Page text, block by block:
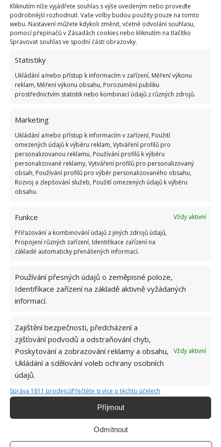
Kliknutím níže vyjádřete souhlas s výše uvedeným nebo proveďte
podrobnější rozhodnutí. Vaše volby budou použity pouze na tomto
webu. Nastavení můžete kdykoli změnit, včetně odvolání souhlasu,
pomocí přepínačů v Zásadách cookies nebo kliknutím na tlačítko
Spravovat souhlas ve spodní části obrazovky.
Statistiky
Ukládání a/nebo přístup k informacím v zařízení, Měření výkonu
reklam, Měření výkonu obsahu, Porozumění publiku
prostřednictvím statistik nebo kombinací údajů z různých zdrojů.
Marketing
Ukládání a/nebo přístup k informacím v zařízení, Použití
omezených údajů k výběru reklam, Vytváření profilů pro
personalizovanou reklamu, Používání profilů k výběru
personalizované reklamy, Vytváření profilů pro personalizovaný
obsah, Používání profilů pro výběr personalizovaného obsahu,
Rozvoj a zlepšování služeb, Použití omezených údajů k výběru
obsahu.
Funkce
Vždy aktivní
Přiřazování a kombinování údajů z jiných zdrojů údajů,
Propojení různých zařízení, Identifikace zařízení na
základě automaticky přenášených informací.
Používání přesných údajů o zeměpisné poloze,
Identifikace zařízení na základě aktivně vyžádaných
informací.
Zajištění bezpečnosti, předcházení a
zjišťování podvodů a odstraňování chyb,
Poskytování a zobrazování reklamy a obsahu,
Ukládání a sdělování voleb ochrany osobních
údajů.
Vždy aktivní
Správa 1811 prodejcůPřečtěte si více o těchto účelech
Příjmout
Odmítnout
Tento způsob je velmi oblíbený díky své
příkladem
prostředí. Na přiloženém videozáznamu se dovíte,
jak si můžete vyrobit zavlažovací PET lahev s
vykapávané vody.
Na BydlímeÚtulně jsme také napsali,jak rostliny na
zahradě hnojit , abyste měli co nejlepší úrodu.
PET LÁHEV
ZAHRADNIČENÍ ZÁVLAHA
Přidejte svůj názor